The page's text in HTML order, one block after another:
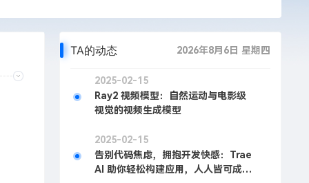
TA的动态 2026年8月6日 星期四
2025-02-15
Ray2 视频模型：自然运动与电影级
视觉的视频生成模型
2025-02-15
告别代码焦虑，拥抱开发快感：Trae
AI 助你轻松构建应用，人人皆可成为